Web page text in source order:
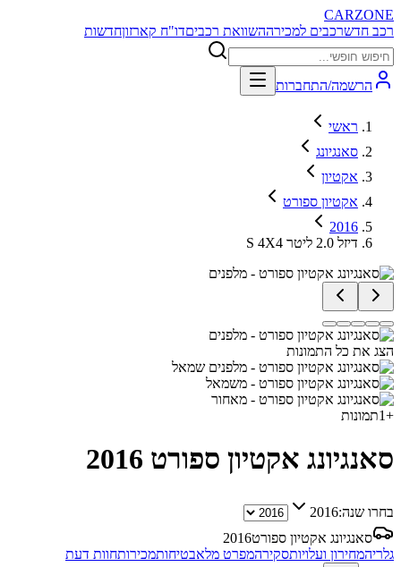
CARZONE
רכב חדשרכבים למכירההשוואת רכביםדו"ח קארזוןחדשות
הרשמה/התחברות
ראשי
סאנגיונג
אקטיון
אקטיון ספורט
2016
S 4X4 דיזל 2.0 ליטר
הצג את כל התמונות
+
1תמונות
סאנגיונג אקטיון ספורט 2016
בחרו שנה:2016
סאנגיונג אקטיון ספורט2016
גלריהמחירון ועלויותסקירהמפרט מלאבטיחותמכירותחוות דעת